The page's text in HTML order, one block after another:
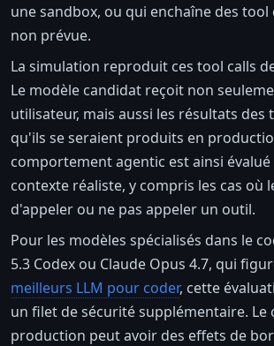
une sandbox, ou qui enchaîne des tool
non prévue.
La simulation reproduit ces tool calls
Le modèle candidat reçoit non
utilisateur, mais aussi les résultats des
qu'ils se seraient produits en
comportement agentic est ainsi évalué
contexte réaliste, y compris les cas où
d'appeler ou ne pas appeler un outil.
Pour les modèles spécialisés dans le
5.3 Codex ou Claude Opus 4.7, qui
meilleurs LLM pour coder, cette
un filet de sécurité supplémentaire. Le
production peut avoir des effets de